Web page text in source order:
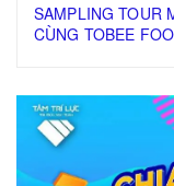
SAMPLING TOUR
CÙNG TOBEE